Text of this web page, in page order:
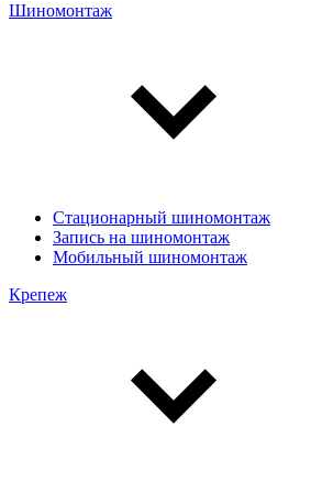
Шиномонтаж
Стационарный шиномонтаж
Запись на шиномонтаж
Мобильный шиномонтаж
Крепеж